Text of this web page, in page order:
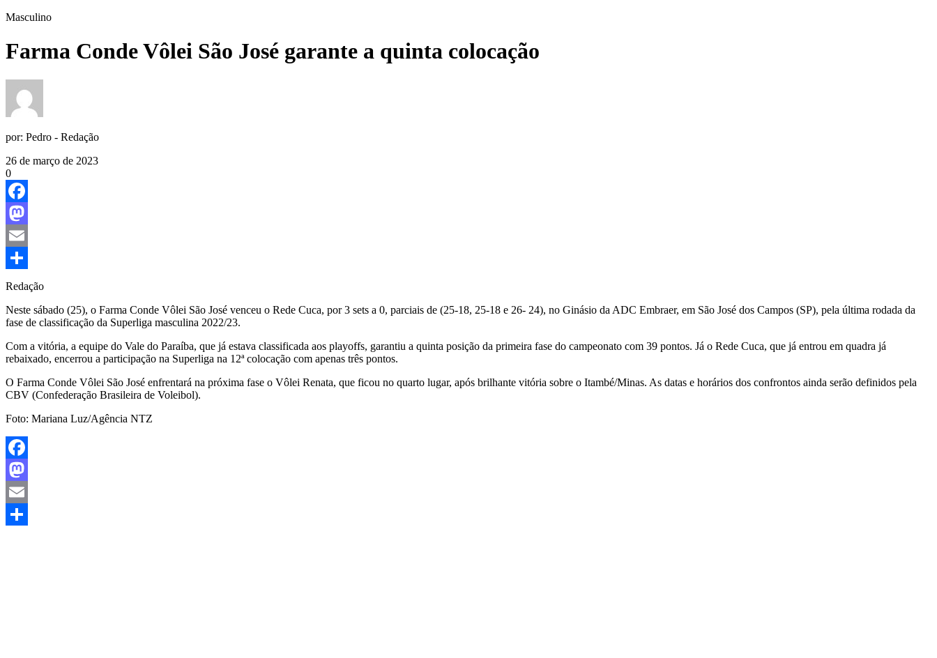
Masculino
Farma Conde Vôlei São José garante a quinta colocação
por: Pedro - Redação
26 de março de 2023
0
Facebook
Mastodon
Email
Share
Redação
Neste sábado (25), o Farma Conde Vôlei São José venceu o Rede Cuca, por 3 sets a 0, parciais de (25-18, 25-18 e 26- 24), no Ginásio da ADC Embraer, em São José dos Campos (SP), pela última rodada da
fase de classificação da Superliga masculina 2022/23.
Com a vitória, a equipe do Vale do Paraíba, que já estava classificada aos playoffs, garantiu a quinta posição da primeira fase do campeonato com 39 pontos. Já o Rede Cuca, que já entrou em quadra já
rebaixado, encerrou a participação na Superliga na 12ª colocação com apenas três pontos.
O Farma Conde Vôlei São José enfrentará na próxima fase o Vôlei Renata, que ficou no quarto lugar, após brilhante vitória sobre o Itambé/Minas. As datas e horários dos confrontos ainda serão definidos pela
CBV (Confederação Brasileira de Voleibol).
Foto: Mariana Luz/Agência NTZ
Facebook
Mastodon
Email